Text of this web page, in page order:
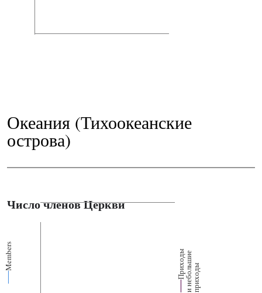
Океания (Тихоокеанские
острова)
Число членов Церкви
Members П
р
их
о
д
ы
и
н
е
б
о
ль
ш
ие
п
р
и
х
о
ды